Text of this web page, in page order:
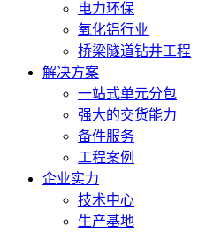
电力环保
氧化铝行业
桥梁隧道钻井工程
解决方案
一站式单元分包
强大的交货能力
备件服务
工程案例
企业实力
技术中心
生产基地